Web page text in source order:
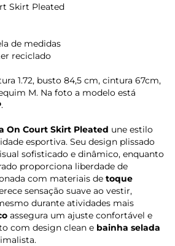
Skirt Pleated
de medidas
reciclado
1.72, busto 84,5 cm, cintura 67cm,
M. Na foto a modelo está
.
On Court Skirt Pleated une estilo
esportiva. Seu design plissado
sofisticado e dinâmico, enquanto
proporciona liberdade de
com materiais de toque
sensação suave ao vestir,
durante atividades mais
assegura um ajuste confortável e
com design clean e bainha selada